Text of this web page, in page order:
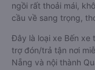
ngồi rất thoải mái,
cầu về sang trọng,
Đây là loại xe Bến xe
trợ đón/trả tận nơi
Nẵng và nội thành